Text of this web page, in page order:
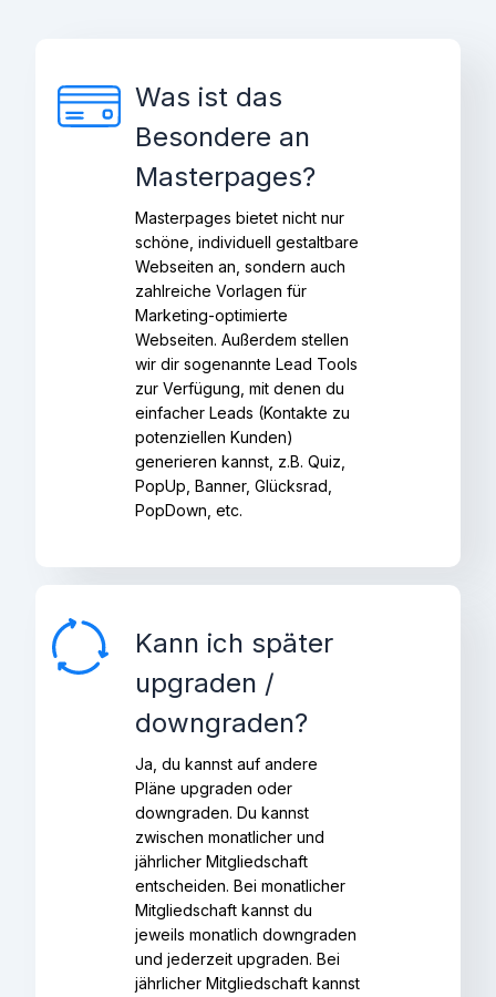
Was ist das
Besondere an
Masterpages?
Masterpages bietet nicht nur
schöne, individuell gestaltbare
Webseiten an, sondern auch
zahlreiche Vorlagen für
Marketing-optimierte
Webseiten. Außerdem stellen
wir dir sogenannte Lead Tools
zur Verfügung, mit denen du
einfacher Leads (Kontakte zu
potenziellen Kunden)
generieren kannst, z.B. Quiz,
PopUp, Banner, Glücksrad,
PopDown, etc.
Kann ich später
upgraden /
downgraden?
Ja, du kannst auf andere
Pläne upgraden oder
downgraden. Du kannst
zwischen monatlicher und
jährlicher Mitgliedschaft
entscheiden. Bei monatlicher
Mitgliedschaft kannst du
jeweils monatlich downgraden
und jederzeit upgraden. Bei
jährlicher Mitgliedschaft kannst